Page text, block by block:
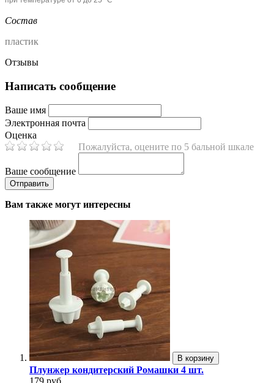
Состав
пластик
Отзывы
Написать сообщение
Ваше имя
Электронная почта
Оценка
Пожалуйста, оцените по 5 бальной шкале
Ваше сообщение
Вам также могут интересны
В корзину
Плунжер кондитерский Ромашки 4 шт.